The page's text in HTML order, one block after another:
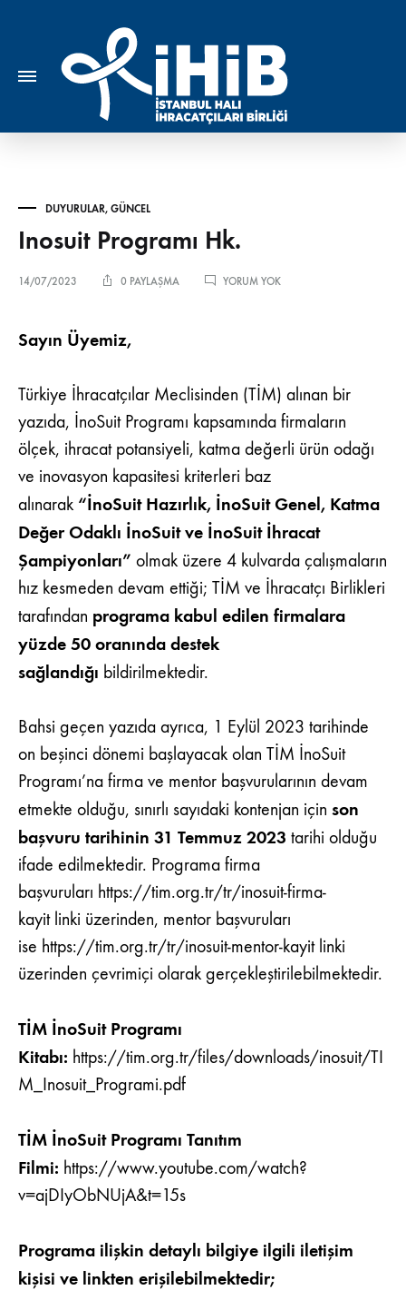
DUYURULAR, GÜNCEL
Inosuit Programı Hk.
14/07/2023 0 PAYLAŞMA YORUM YOKINOSUIT
Sayın Üyemiz,
Türkiye İhracatçılar Meclisinden (TİM) alınan bir
yazıda, İnoSuit Programı kapsamında firmaların
ölçek, ihracat potansiyeli, katma değerli ürün odağı
ve inovasyon kapasitesi kriterleri baz
alınarak “İnoSuit Hazırlık, İnoSuit Genel, Katma
Değer Odaklı İnoSuit ve İnoSuit İhracat
Şampiyonları” olmak üzere 4 kulvarda çalışmaların
hız kesmeden devam ettiği; TİM ve İhracatçı Birlikleri
tarafından programa kabul edilen firmalara
yüzde 50 oranında destek
sağlandığı bildirilmektedir.
Bahsi geçen yazıda ayrıca, 1 Eylül 2023 tarihinde
on beşinci dönemi başlayacak olan TİM İnoSuit
Programı’na firma ve mentor başvurularının devam
etmekte olduğu, sınırlı sayıdaki kontenjan için son
başvuru tarihinin 31 Temmuz 2023 tarihi olduğu
ifade edilmektedir. Programa firma
başvuruları https://tim.org.tr/tr/inosuit-firma-
kayitlinki üzerinden, mentor başvuruları
ise https://tim.org.tr/tr/inosuit-mentor-kayitlinki
üzerinden çevrimiçi olarak gerçekleştirilebilmektedir.
TİM İnoSuit Programı
Kitabı: https://tim.org.tr/files/downloads/inosuit/TI
M_Inosuit_Programi.pdf
TİM İnoSuit Programı Tanıtım
Filmi: https://www.youtube.com/watch?
v=ajDIyObNUjA&t=15s
Programa ilişkin detaylı bilgiye ilgili iletişim
kişisi ve linkten erişilebilmektedir;